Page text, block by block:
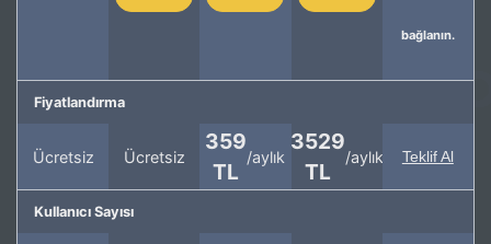
bağlanın.
Fiyatlandırma
Ücretsiz Ücretsiz
359
TL
/aylık
3529
TL
/aylık Teklif Al
Kullanıcı Sayısı